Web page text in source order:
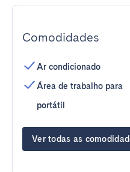
Comodidades
Ar condicionado
Área de trabalho para
portátil
Ver todas as